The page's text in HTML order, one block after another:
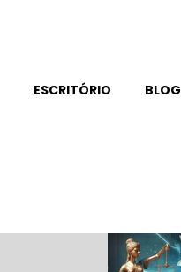
ESCRITÓRIO BLOG